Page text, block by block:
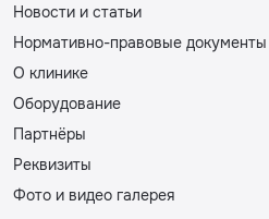
Новости и статьи
Нормативно-правовые документы
О клинике
Оборудование
Партнёры
Реквизиты
Фото и видео галерея